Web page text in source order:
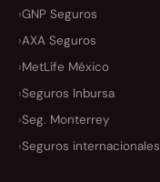
›GNP Seguros
›AXA Seguros
›MetLife México
›Seguros Inbursa
›Seg. Monterrey
›Seguros internacionales